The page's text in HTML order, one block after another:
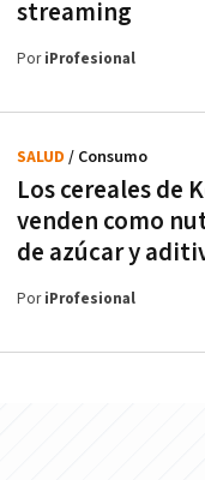
streaming
PoriProfesional
Los cereales de
venden como
de azúcar y
SALUD / Consumo
PoriProfesional